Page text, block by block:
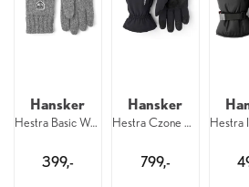
Hansker
Hestra Basic Wool Glove 350
399,-
Hansker
Hestra Czone Contact Pick Up 5F 100
799,-